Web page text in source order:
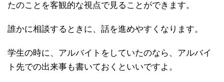
たのことを客観的な視点で見ることができます。
誰かに相談するときに、話を進めやすくなります。
学生の時に、アルバイトをしていたのなら、アルバイ
ト先での出来事も書いておくといいですよ。